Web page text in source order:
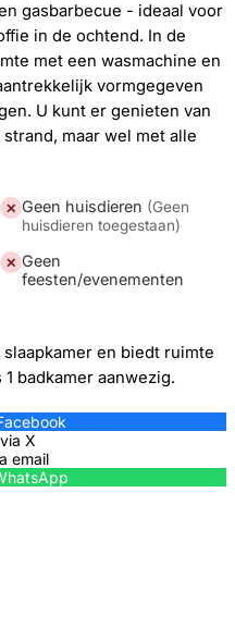
gasbarbecue - ideaal voor
in de ochtend. In de
met een wasmachine en
vormgegeven
U kunt er genieten van
maar wel met alle
✕ Geen huisdieren (Geen
huisdieren toegestaan)
✕ Geen
feesten/evenementen
en biedt ruimte
badkamer aanwezig.
X
email